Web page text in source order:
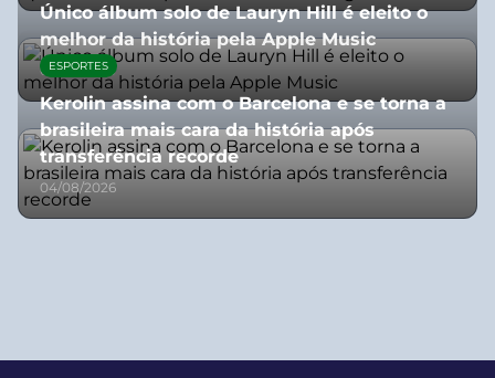
Único álbum solo de Lauryn Hill é eleito o
melhor da história pela Apple Music
06/08/2026
ESPORTES
Kerolin assina com o Barcelona e se torna a
brasileira mais cara da história após
transferência recorde
04/08/2026